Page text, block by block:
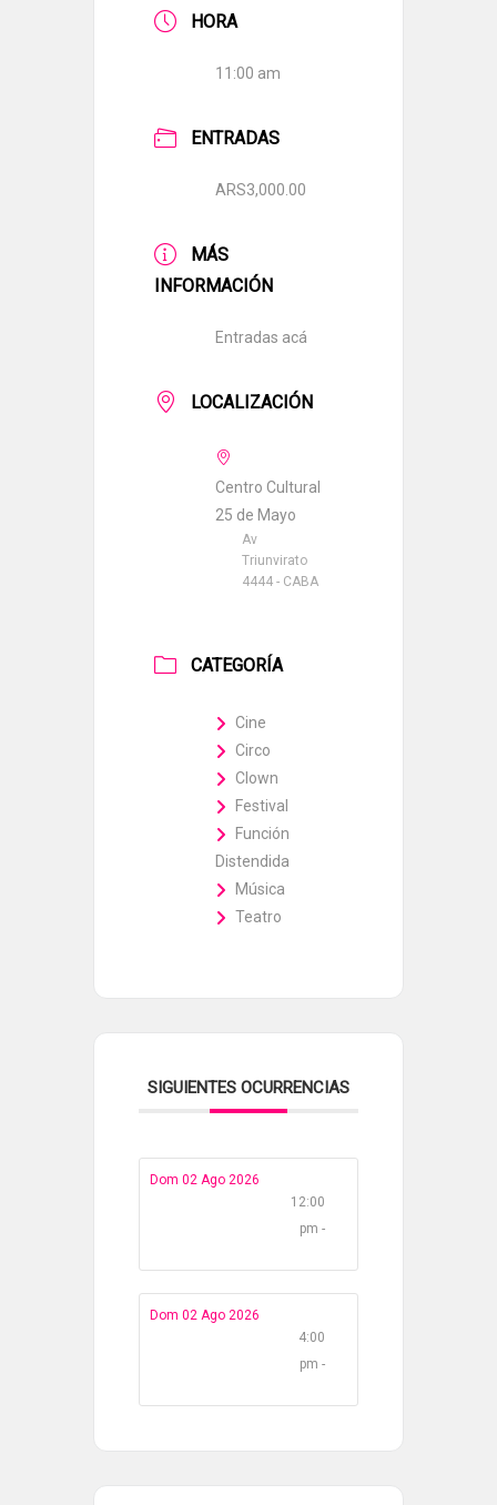
HORA
11:00 am
ENTRADAS
ARS3,000.00
MÁS
INFORMACIÓN
Entradas acá
LOCALIZACIÓN
Centro Cultural
25 de Mayo
Av
Triunvirato
4444 - CABA
CATEGORÍA
Cine
Circo
Clown
Festival
Función
Distendida
Música
Teatro
SIGUIENTES OCURRENCIAS
Dom 02 Ago 2026
12:00
pm -
Dom 02 Ago 2026
4:00
pm -